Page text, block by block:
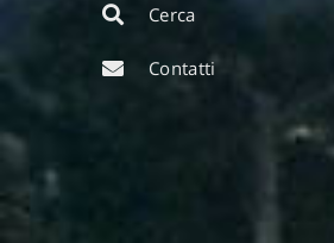
Cerca
Contatti